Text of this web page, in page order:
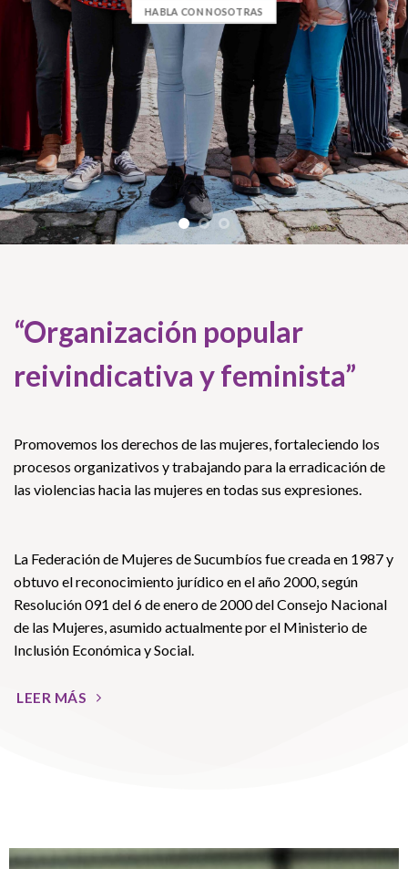
HABLA CON NOSOTRAS
“Organización popular
reivindicativa y feminista”
Promovemos los derechos de las mujeres, fortaleciendo los
procesos organizativos y trabajando para la erradicación de
las violencias hacia las mujeres en todas sus expresiones.
La Federación de Mujeres de Sucumbíos fue creada en 1987 y
obtuvo el reconocimiento jurídico en el año 2000, según
Resolución 091 del 6 de enero de 2000 del Consejo Nacional
de las Mujeres, asumido actualmente por el Ministerio de
Inclusión Económica y Social.
LEER MÁS